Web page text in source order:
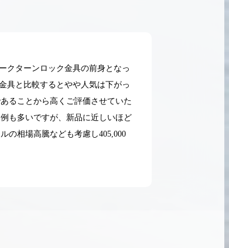
クターンロック金具の前身となっ
具と比較するとやや人気は下がっ
ることから高くご評価させていた
も多いですが、新品に近しいほど
の相場高騰なども考慮し405,000